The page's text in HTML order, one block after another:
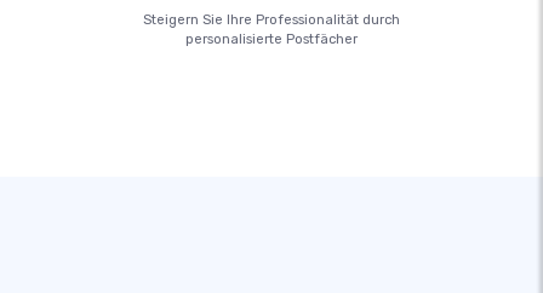
Steigern Sie Ihre Professionalität durch
personalisierte Postfächer